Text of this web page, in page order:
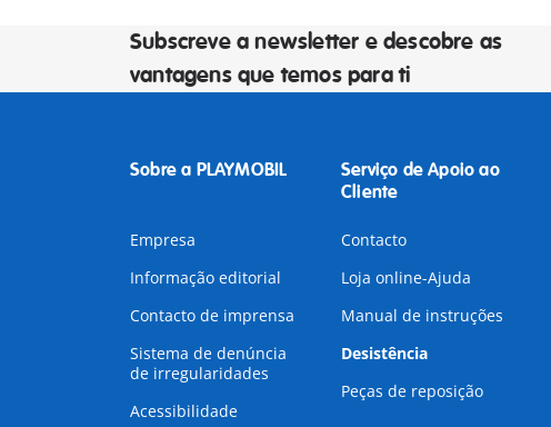
Subscreve a newsletter e descobre as
vantagens que temos para ti
Sobre a PLAYMOBIL
Empresa
Informação editorial
Contacto de imprensa
Sistema de denúncia
de irregularidades
Acessibilidade
Serviço de Apoio ao
Cliente
Contacto
Loja online-Ajuda
Manual de instruções
Desistência
Peças de reposição